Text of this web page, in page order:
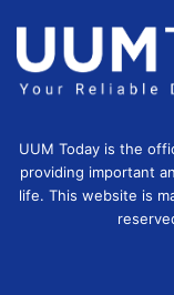
UUM Today is the
providing important
life. This website is